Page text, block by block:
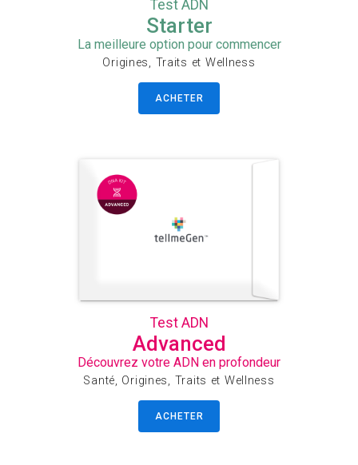
Test ADN
Starter
La meilleure option pour commencer
Origines, Traits et Wellness
ACHETER
Test ADN
Advanced
Découvrez votre ADN en profondeur
Santé, Origines, Traits et Wellness
ACHETER